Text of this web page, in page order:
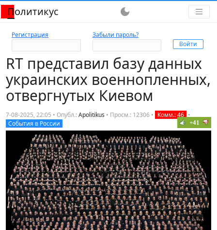
Политикус dark_mode
Регистрация Забыли пароль?
RT представил базу данных
украинских военнопленных,
отвергнутых Киевом
7-08-2025, 22:05 • Опубл.:Apolitikus • Просм.: 12306 • Комм.: 46 •
События в России
+41